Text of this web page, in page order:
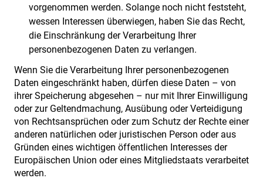
vorgenommen werden. Solange noch nicht feststeht,
wessen Interessen überwiegen, haben Sie das Recht,
die Einschränkung der Verarbeitung Ihrer
personenbezogenen Daten zu verlangen.
Wenn Sie die Verarbeitung Ihrer personenbezogenen
Daten eingeschränkt haben, dürfen diese Daten – von
ihrer Speicherung abgesehen – nur mit Ihrer Einwilligung
oder zur Geltendmachung, Ausübung oder Verteidigung
von Rechtsansprüchen oder zum Schutz der Rechte einer
anderen natürlichen oder juristischen Person oder aus
Gründen eines wichtigen öffentlichen Interesses der
Europäischen Union oder eines Mitgliedstaats verarbeitet
werden.